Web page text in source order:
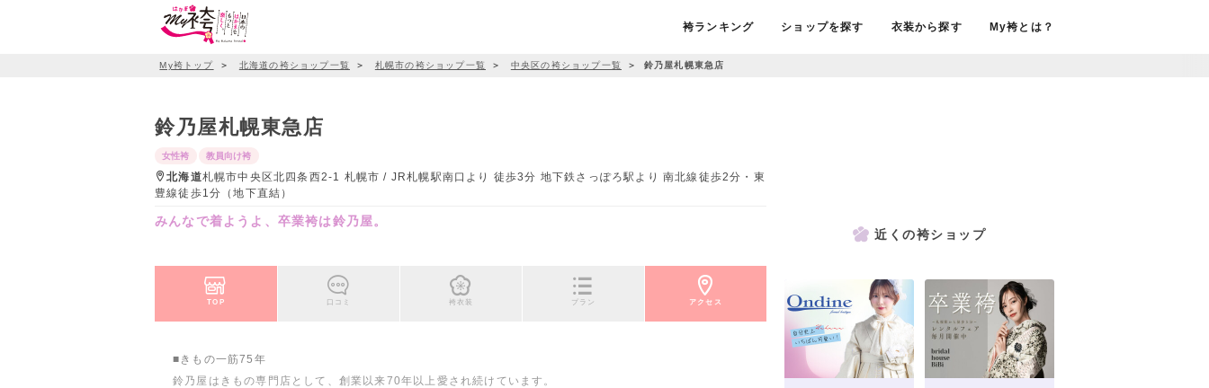
袴ランキング ショップを探す 衣装から探す My袴とは？
My袴トップ ＞ 北海道の袴ショップ一覧 ＞ 札幌市の袴ショップ一覧 ＞ 中央区の袴ショップ一覧 ＞ 鈴乃屋札幌東急店
鈴乃屋札幌東急店
女性袴 教員向け袴
北海道札幌市中央区北四条西2-1 札幌市 / JR札幌駅南口より 徒歩3分 地下鉄さっぽろ駅より 南北線徒歩2分・東
豊線徒歩1分（地下直結）
みんなで着ようよ、卒業袴は鈴乃屋。
TOP 口コミ 袴衣装 プラン アクセス
■きもの一筋75年
鈴乃屋はきもの専門店として、創業以来70年以上愛され続けています。
近くの袴ショップ